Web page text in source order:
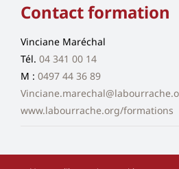
Contact formation
Vinciane Maréchal
Tél. 04 341 00 14
M : 0497 44 36 89
www.labourrache.org/formations